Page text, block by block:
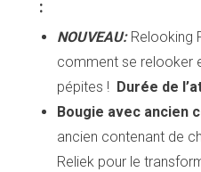
:
NOUVEAU:Relooking
comment se relooker
pépites ! Durée de
Bougie avec ancien
ancien contenant de
Reliek pour le